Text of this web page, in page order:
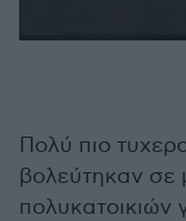
Πολύ πιο
βολεύτηκαν σε
πολυκατοικιών